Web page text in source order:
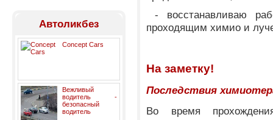
Автоликбез
Concept Cars
Вежливый
водитель -
безопасный
водитель
- восстанавливаю
проходящим химио и
На заметку!
Последствия
Во время